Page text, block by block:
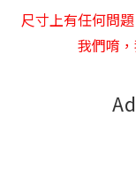
尺寸上有任何問
我們唷